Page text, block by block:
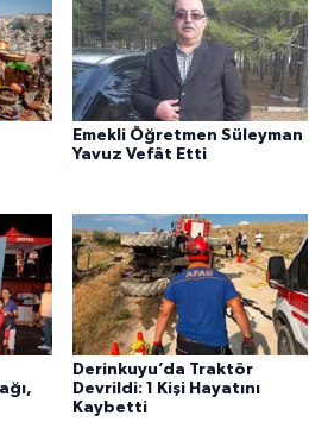
Emekli Öğretmen Süleyman
Yavuz Vefât Etti
Derinkuyu’da Traktör
Devrildi: 1 Kişi Hayatını
Kaybetti